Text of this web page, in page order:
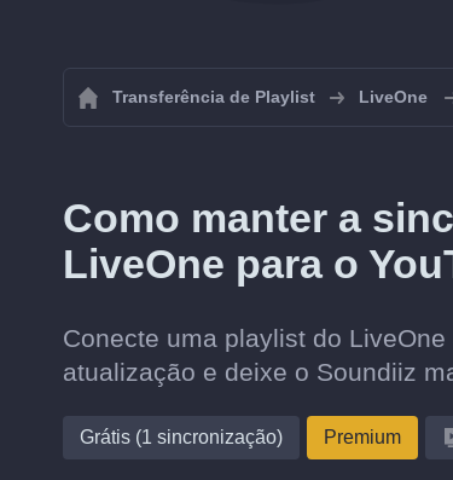
Transferência de Playlist LiveOne
Como manter a
LiveOne para o
Conecte uma playlist do
atualização e deixe o Soundiiz
Grátis (1 sincronização) Premium